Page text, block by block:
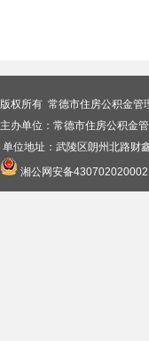
版权所有 常德市住房公积金
主办单位：常德市住房公积金
单位地址：武陵区朗州北路
湘公网安备